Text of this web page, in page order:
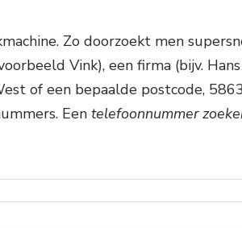
Zo doorzoekt men
Vink), een firma (bijv.
of een bepaalde postcode,
Eentelefoonnummer